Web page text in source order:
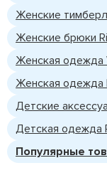
Женские
Женские брюки
Женская одежда
Женская одежда
Детские
Детская одежда
Популярные